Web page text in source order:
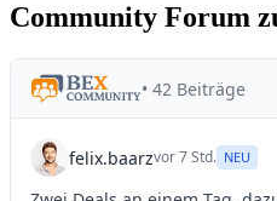
Community Forum